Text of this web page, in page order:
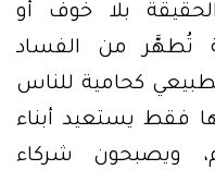
بلا خوف أو
تُطهَّر من الفساد
كحامية للناس
فقط يستعيد أبناء
ويصبحون شركاء